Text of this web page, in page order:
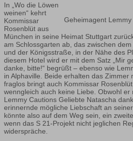
Geheimagent
In „Wo die Löwen
weinen“ kehrt
Kommissar
Rosenblüt aus
München in seine Heimat Stuttgart
am Schlossgarten ab, das zwischen
und der Königsstraße, in der Nähe des
diesem Hotel wird er mit dem Satz „Mir
danke, bitte!“ begrüßt – ebenso wie
in Alphaville. Beide erhalten das Zimmer
fraglos bringt auch Kommissar
wenngleich auch keine Liebe. Obwohl er
Lemmy Cautions Geliebte Natascha
erinnernde mögliche Liebschaft an
könnte also auf dem Weg sein, ein
wenn das S 21-Projekt nicht jeglichen
widerspräche.